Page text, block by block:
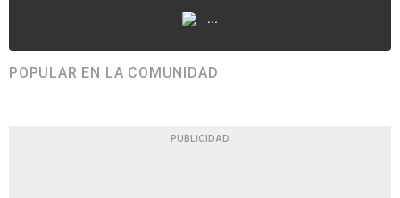
...
POPULAR EN LA COMUNIDAD
PUBLICIDAD